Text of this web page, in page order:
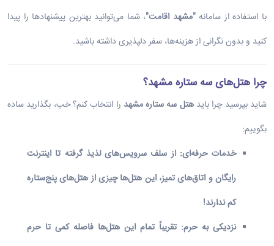
با استفاده از سامانه"مشهد اقامت"، شما می‌توانید بهترین پیشنهادها را پیدا
کنید و بدون نگرانی از هزینه‌ها، سفر دلپذیری داشته باشید.
چرا هتل‌های سه ستاره مشهد؟
شاید بپرسید چرا بایدهتل سه ستاره مشهد را انتخاب کنم؟ خب، بگذارید ساده
بگوییم:
خدمات حرفه‌ای: از سلف سرویس‌های لذیذ گرفته تا اینترنت
رایگان و اتاق‌های تمیز، این هتل‌ها چیزی از هتل‌های پنج‌ستاره
کم ندارند!
نزدیکی به حرم: تقریباً تمام این هتل‌ها فاصله کمی تا حرم